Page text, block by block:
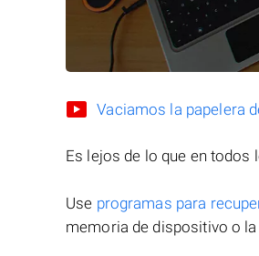
Vaciamos la papelera
Es lejos de lo que en
Use programas para
memoria de dispositivo o